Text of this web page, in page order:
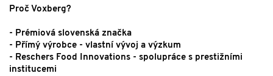
Proč Voxberg?
- Prémiová slovenská značka
- Přímý výrobce - vlastní vývoj a výzkum
- Reschers Food Innovations - spolupráce s prestižními
institucemi